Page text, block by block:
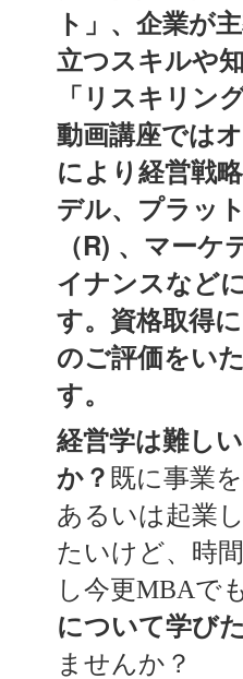
ト」、企業が
立つスキルや
「リスキリン
動画講座では
により経営戦
デル、プラッ
（R) 、マー
イナンスなど
す。資格取得
のご評価をい
す。
経営学は難し
か？ 既に事業
あるいは起業
たいけど、時
し今更MBAで
について学び
ませんか？